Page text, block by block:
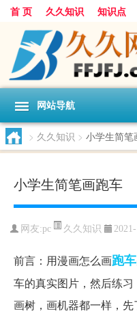
首 页 久久知识 知识点
网站导航
> 久久知识 > 小学生简笔
小学生简笔画跑车
网友:pc 久久知识
前言：用漫画怎么画跑车
车的真实图片，然后练习
画树，画机器都一样，